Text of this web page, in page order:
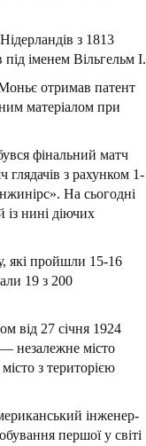
з 1813
іменем Вільгельм І.
отримав патент
матеріалом при
фінальний матч
глядачів з рахунком 1-
На сьогодні
із нині діючих
які пройшли 15-16
19 з 200
від 27 січня 1924
— незалежне місто
з територією
інженер-
першої у світі